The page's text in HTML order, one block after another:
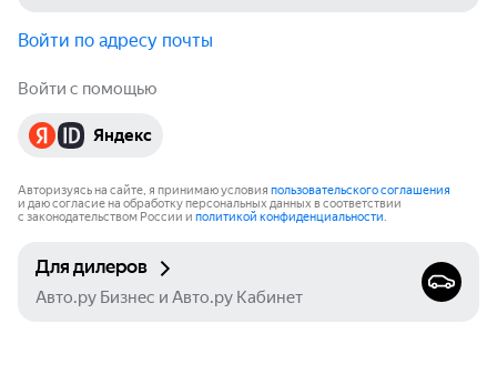
Войти по адресу почты
Войти с помощью
Яндекс
Авторизуясь на сайте, я принимаю условия пользовательского соглашения
и даю согласие на обработку персональных данных в соответствии
с законодательством России и политикой конфиденциальности.
Для дилеров
Авто.ру Бизнес и Авто.ру Кабинет